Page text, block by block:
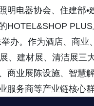
明电器协会、住建部
HOTEL&SHOP
办。作为酒店、商
、建材展、清洁展三
商业展陈设施、智慧
服务商等产业链核心